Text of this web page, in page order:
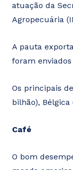
atuação da
Agropecuária
A pauta
foram
Os principais
bilhão), Bélgica
Café
O bom